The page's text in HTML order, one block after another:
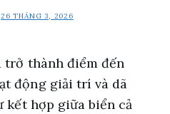
26 THÁNG 3, 2026
trở thành điểm đến
động giải trí và dã
kết hợp giữa biển cả